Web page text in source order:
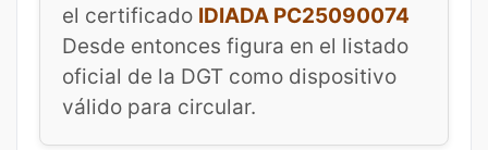
el certificado IDIADA PC25090074
Desde entonces figura en el listado
oficial de la DGT como dispositivo
válido para circular.